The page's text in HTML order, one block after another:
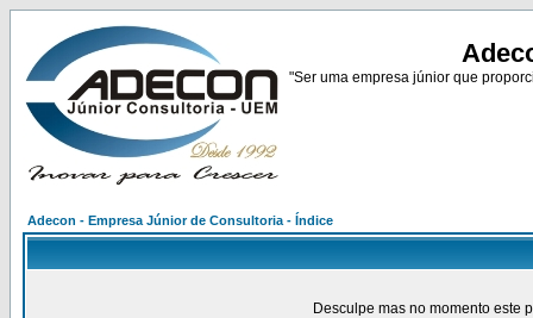
"Ser uma empresa júnior que
Adecon - Empresa Júnior de Consultoria - Índice
Desculpe mas no momento este